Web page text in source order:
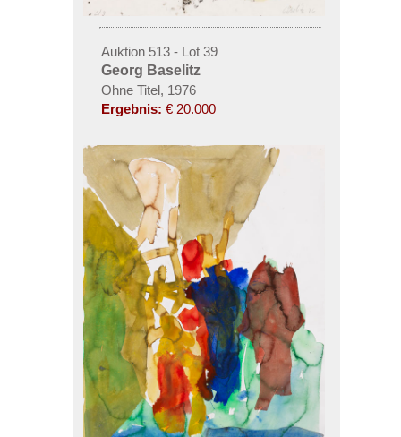
Auktion 513 - Lot 39
Georg Baselitz
Ohne Titel, 1976
Ergebnis: € 20.000